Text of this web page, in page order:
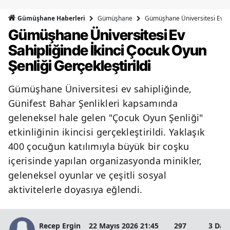
Bingöl
Bitlis
Bolu
Burdur
Bursa
Çanakkale
Çankırı
Çorum
Diyarbakır
Gümüşhane Haberleri Gümüşhane Gümüşhane Üniversitesi Ev
Gümüşhane Üniversitesi Ev
Sahipliğinde İkinci Çocuk Oyun
Şenliği Gerçekleştirildi
Gümüşhane Üniversitesi ev sahipliğinde,
Günifest Bahar Şenlikleri kapsamında
geleneksel hale gelen "Çocuk Oyun Şenliği"
etkinliğinin ikincisi gerçekleştirildi. Yaklaşık
400 çocuğun katılımıyla büyük bir coşku
içerisinde yapılan organizasyonda minikler,
geleneksel oyunlar ve çeşitli sosyal
aktivitelerle doyasıya eğlendi.
Recep Ergin 22 Mayıs 2026 21:45 297 3